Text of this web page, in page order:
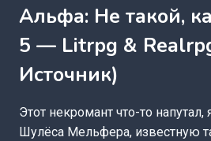
Альфа: Не такой,
5 — Litrpg &
Источник)
Этот некромант что-то
Шулёса Мельфера, известную